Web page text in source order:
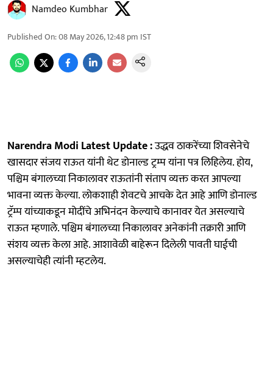
Namdeo Kumbhar
Published On:08 May 2026, 12:48 pm IST
Narendra Modi Latest Update :उद्धव ठाकरेंच्या शिवसेनेचे
खासदार संजय राऊत यांनी थेट डोनाल्ड ट्रम्प यांना पत्र लिहिलेय. होय,
पश्चिम बंगालच्या निकालावर राऊतांनी संताप व्यक्त करत आपल्या
भावना व्यक्त केल्या. लोकशाही शेवटचे आचके देत आहे आणि डोनाल्ड
ट्रॅम्प यांच्याकडून मोदींचे अभिनंदन केल्याचे कानावर येत असल्याचे
राऊत म्हणाले. पश्चिम बंगालच्या निकालावर अनेकांनी तक्रारी आणि
संशय व्यक्त केला आहे. आशावेळी बाहेरून दिलेली पावती घाईची
असल्याचेही त्यांनी म्हटलेय.